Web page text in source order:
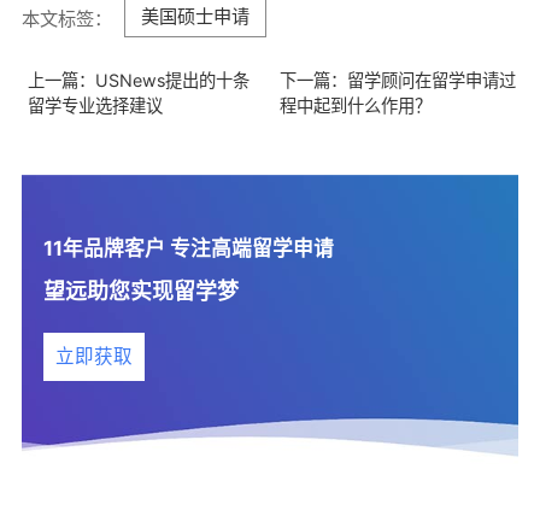
本文标签： 美国硕士申请
上一篇：USNews提出的十条
留学专业选择建议
下一篇：留学顾问在留学申请过
程中起到什么作用？
11年品牌客户 专注高端留学申请
望远助您实现留学梦
立即获取